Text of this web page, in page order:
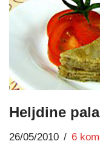
Heljdine
26/05/2010 6